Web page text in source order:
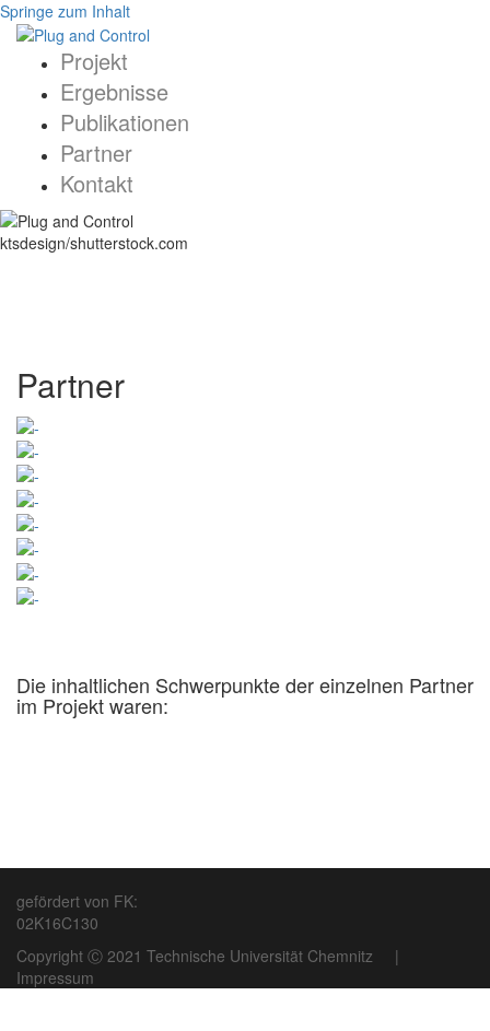
Springe zum Inhalt
Projekt
Ergebnisse
Publikationen
Partner
Kontakt
ktsdesign/shutterstock.com
Partner
Die inhaltlichen Schwerpunkte der einzelnen Partner
im Projekt waren:
gefördert von FK:
02K16C130
Copyright Ⓒ 2021 Technische Universität Chemnitz
|
Impressum